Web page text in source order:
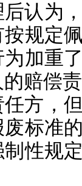
认为
规定
加重
赔偿
方，
标准
性规